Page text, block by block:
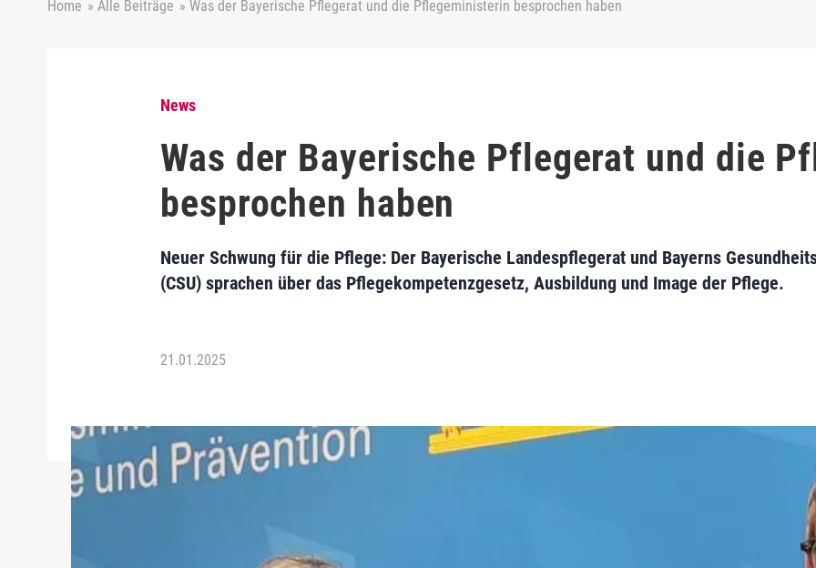
Home » Alle Beiträge » Was der Bayerische Pflegerat und die Pflegeministerin besprochen haben
News
Was der Bayerische Pflegerat und die
besprochen haben
Neuer Schwung für die Pflege: Der Bayerische Landespflegerat und Bayerns
(CSU) sprachen über das Pflegekompetenzgesetz, Ausbildung und Image der Pflege.
21.01.2025